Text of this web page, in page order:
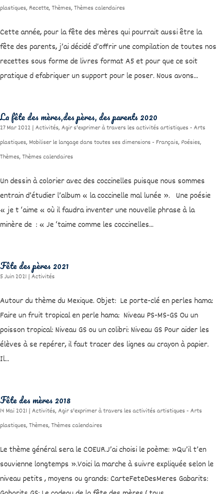
plastiques, Recette, Thèmes, Thèmes calendaires
Cette année, pour la fête des mères qui pourrait aussi être la
fête des parents, j’ai décidé d’offrir une compilation de toutes nos
recettes sous forme de livres format A5 et pour que ce soit
pratique d efabriquer un support pour le poser. Nous avons...
La fête des mères,des pères, des parents 2020
27 Mar 2022 | Activités, Agir s'exprimer à travers les activités artistiques - Arts
plastiques, Mobiliser le langage dans toutes ses dimensions - Français, Poésies,
Thèmes, Thèmes calendaires
Un dessin à colorier avec des coccinelles puisque nous sommes
entrain d’étudier l’album « la coccinelle mal lunée ». Une poésie
« je t ‘aime « où il faudra inventer une nouvelle phrase à la
minère de : « Je ‘taime comme les coccinelles...
Fête des pères 2021
5 Juin 2021 | Activités
Autour du thème du Mexique. Objet: Le porte-clé en perles hama:
Faire un fruit tropical en perle hama: Niveau PS-MS-GS Ou un
poisson tropical: Niveau GS ou un colibri: Niveau GS Pour aider les
élèves à se repérer, il faut tracer des lignes au crayon à papier.
Il...
Fête des mères 2018
14 Mai 2021 | Activités, Agir s'exprimer à travers les activités artistiques - Arts
plastiques, Thèmes, Thèmes calendaires
Le thème général sera le COEUR.J’ai choisi le poème: »Qu’il t’en
souvienne longtemps ».Voici la marche à suivre expliquée selon le
niveau petits , moyens ou grands: CarteFeteDesMeres Gabarits: